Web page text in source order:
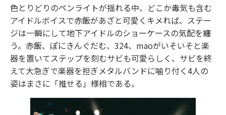
色とりどりのペンライトが揺れる中、どこか毒気も含む
アイドルボイスで赤飯があざと可愛くキメれば、ステー
ジは一瞬にして地下アイドルのショーケースの気配を纏
う。赤飯、ぽにきんぐだむ、324、maoがいそいそと楽
器を置いてステップを刻むサビも可愛らしく、サビを終
えて大急ぎで楽器を担ぎメタルバンドに噛り付く4人の
姿はまさに「推せる」様相である。